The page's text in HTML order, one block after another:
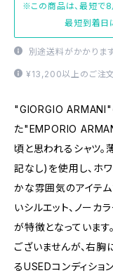
※この商品は、最短で8
最短到着日
別途送料がかかりま
¥13,200以上のご注文
"GIORGIO ARMANI"
た"EMPORIO
頃と思われるシャツ
記なし)を使用し、ホ
かな雰囲気のアイテム
いシルエット、ノーカ
が特徴となっていま
ございませんが、右
るUSEDコンディショ